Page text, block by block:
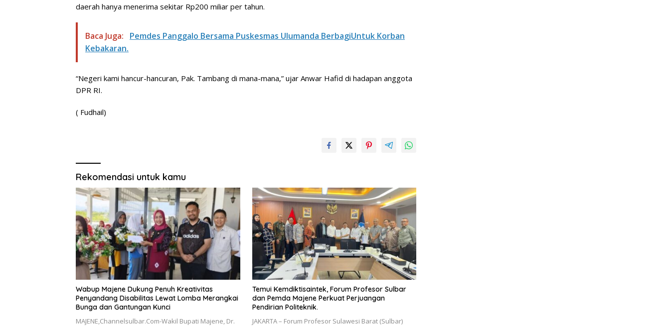
daerah hanya menerima sekitar Rp200 miliar per tahun.
Baca Juga:
Pemdes Panggalo Bersama Puskesmas Ulumanda BerbagiUntuk Korban
Kebakaran.
“Negeri kami hancur-hancuran, Pak. Tambang di mana-mana,” ujar Anwar Hafid di hadapan anggota
DPR RI.
( Fudhail)
Rekomendasi untuk kamu
Wabup Majene Dukung Penuh Kreativitas
Penyandang Disabilitas Lewat Lomba Merangkai
Bunga dan Gantungan Kunci
MAJENE,Channelsulbar.Com-Wakil Bupati Majene, Dr.
Temui Kemdiktisaintek, Forum Profesor Sulbar
dan Pemda Majene Perkuat Perjuangan
Pendirian Politeknik.
JAKARTA – Forum Profesor Sulawesi Barat (Sulbar)